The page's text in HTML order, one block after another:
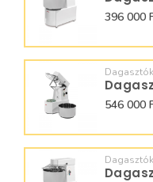
396 000
Dagasztók
546 000
Dagasztók